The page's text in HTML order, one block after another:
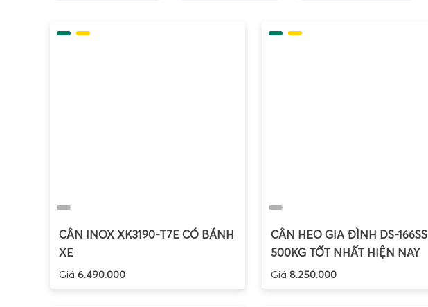
CÂN INOX XK3190-T7E CÓ BÁNH
XE
Giá 6.490.000
CÂN HEO GIA ĐÌNH DS-166SS
500KG TỐT NHẤT HIỆN NAY
Giá 8.250.000